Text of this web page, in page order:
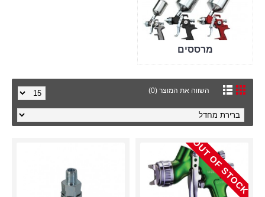
מרססים
השווה את המוצר (0)
OUT OF STOCK